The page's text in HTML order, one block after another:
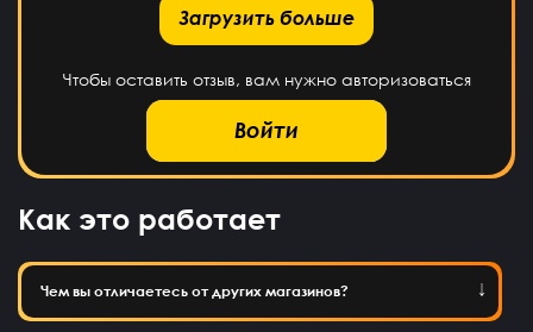
Загрузить больше
Чтобы оставить отзыв, вам нужно авторизоваться
Войти
Как это работает
Чем вы отличаетесь от других магазинов?